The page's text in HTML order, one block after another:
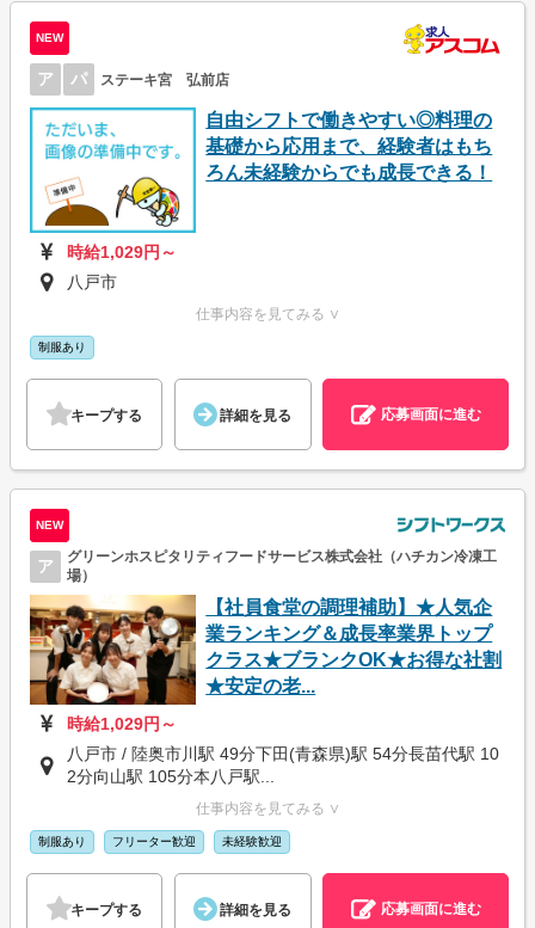
NEW
ア パ ステーキ宮 弘前店
自由シフトで働きやすい◎料理の
基礎から応用まで、経験者はもち
ろん未経験からでも成長できる！
時給1,029円～
八戸市
仕事内容を見てみる ∨
制服あり
キープする 詳細を見る 応募画面に進む
NEW
ア
グリーンホスピタリティフードサービス株式会社（ハチカン冷凍工
場）
【社員食堂の調理補助】★人気企
業ランキング＆成長率業界トップ
クラス★ブランクOK★お得な社割
★安定の老...
時給1,029円～
八戸市 / 陸奥市川駅 49分下田(青森県)駅 54分長苗代駅 10
2分向山駅 105分本八戸駅...
仕事内容を見てみる ∨
制服あり フリーター歓迎 未経験歓迎
キープする 詳細を見る 応募画面に進む